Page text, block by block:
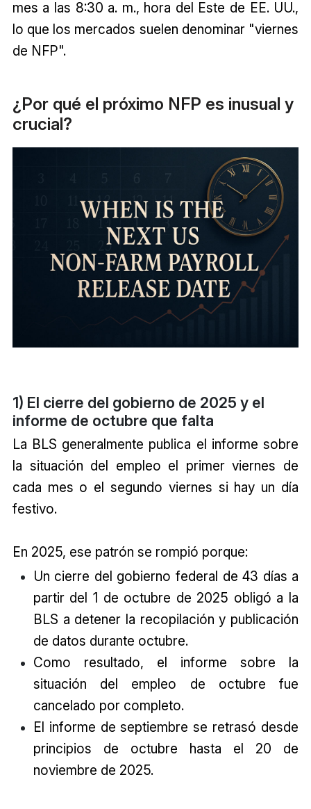
mes a las 8:30 a. m., hora del Este de EE. UU.,
lo que los mercados suelen denominar "viernes
de NFP".
¿Por qué el próximo NFP es inusual y
crucial?
1) El cierre del gobierno de 2025 y el
informe de octubre que falta
La BLS generalmente publica el informe sobre
la situación del empleo el primer viernes de
cada mes o el segundo viernes si hay un día
festivo.
En 2025, ese patrón se rompió porque:
Un cierre del gobierno federal de 43 días a
partir del 1 de octubre de 2025 obligó a la
BLS a detener la recopilación y publicación
de datos durante octubre.
Como resultado, el informe sobre la
situación del empleo de octubre fue
cancelado por completo.
El informe de septiembre se retrasó desde
principios de octubre hasta el 20 de
noviembre de 2025.